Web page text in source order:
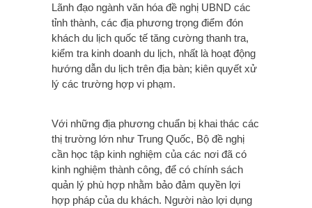
Lãnh đạo ngành văn hóa đề nghị UBND các
tỉnh thành, các địa phương trọng điểm đón
khách du lịch quốc tế tăng cường thanh tra,
kiểm tra kinh doanh du lịch, nhất là hoạt động
hướng dẫn du lịch trên địa bàn; kiên quyết xử
lý các trường hợp vi phạm.
Với những địa phương chuẩn bị khai thác các
thị trường lớn như Trung Quốc, Bộ đề nghị
cần học tập kinh nghiệm của các nơi đã có
kinh nghiệm thành công, để có chính sách
quản lý phù hợp nhằm bảo đảm quyền lợi
hợp pháp của du khách. Người nào lợi dụng